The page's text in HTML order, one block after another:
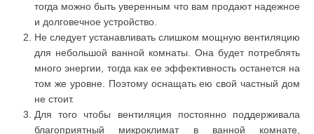
тогда можно быть уверенным что вам продают надежное
и долговечное устройство.
Не следует устанавливать слишком мощную вентиляцию
для небольшой ванной комнаты. Она будет потреблять
много энергии, тогда как ее эффективность останется на
том же уровне. Поэтому оснащать ею свой частный дом
не стоит.
Для того чтобы вентиляция постоянно поддерживала
благоприятный микроклимат в ванной комнате,